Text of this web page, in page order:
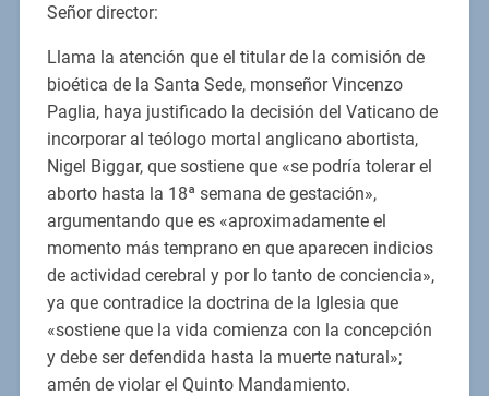
Señor director:
Llama la atención que el titular de la comisión de
bioética de la Santa Sede, monseñor Vincenzo
Paglia, haya justificado la decisión del Vaticano de
incorporar al teólogo mortal anglicano abortista,
Nigel Biggar, que sostiene que «se podría tolerar el
aborto hasta la 18ª semana de gestación»,
argumentando que es «aproximadamente el
momento más temprano en que aparecen indicios
de actividad cerebral y por lo tanto de conciencia»,
ya que contradice la doctrina de la Iglesia que
«sostiene que la vida comienza con la concepción
y debe ser defendida hasta la muerte natural»;
amén de violar el Quinto Mandamiento.